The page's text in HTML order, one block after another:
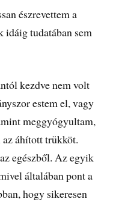
észrevettem a
idáig tudatában sem
kezdve nem volt
estem el, vagy
meggyógyultam,
áhított trükköt.
egészből. Az egyik
általában pont a
hogy sikeresen